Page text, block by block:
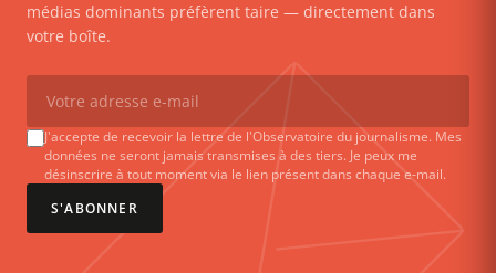
médias dominants préfèrent taire — directement dans
votre boîte.
J'accepte de recevoir la lettre de l'Observatoire du journalisme. Mes
données ne seront jamais transmises à des tiers. Je peux me
désinscrire à tout moment via le lien présent dans chaque e-mail.
S'ABONNER